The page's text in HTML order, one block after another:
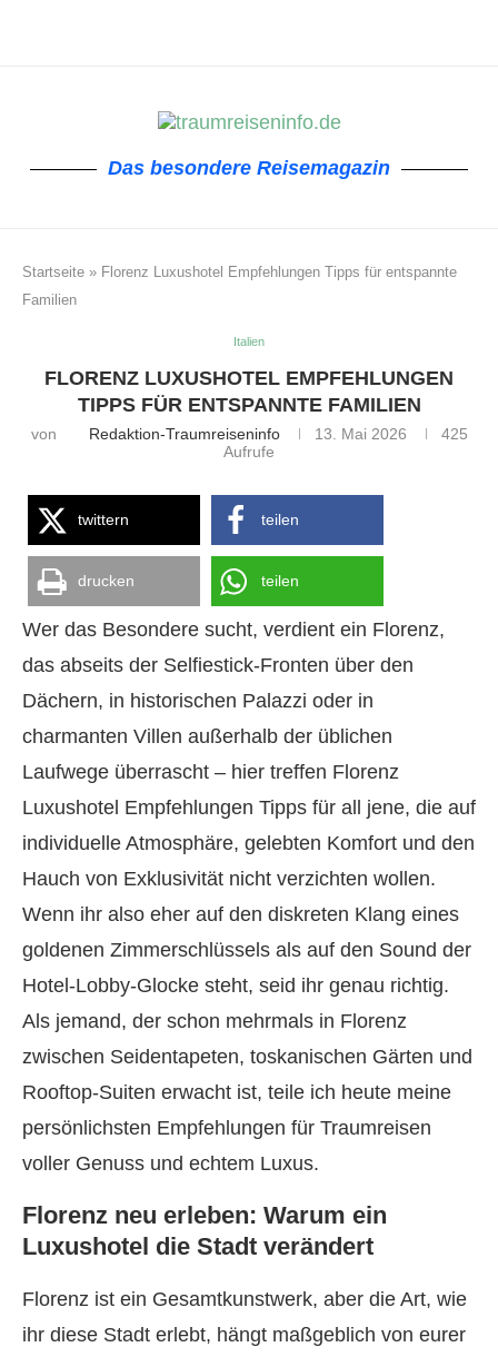
Das besondere Reisemagazin
Startseite » Florenz Luxushotel Empfehlungen Tipps für entspannte
Familien
Italien
FLORENZ LUXUSHOTEL EMPFEHLUNGEN
TIPPS FÜR ENTSPANNTE FAMILIEN
von Redaktion-Traumreiseninfo 13. Mai 2026
425
Aufrufe
twittern teilen
drucken teilen
Wer das Besondere sucht, verdient ein Florenz,
das abseits der Selfiestick-Fronten über den
Dächern, in historischen Palazzi oder in
charmanten Villen außerhalb der üblichen
Laufwege überrascht – hier treffen Florenz
Luxushotel Empfehlungen Tipps für all jene, die auf
individuelle Atmosphäre, gelebten Komfort und den
Hauch von Exklusivität nicht verzichten wollen.
Wenn ihr also eher auf den diskreten Klang eines
goldenen Zimmerschlüssels als auf den Sound der
Hotel-Lobby-Glocke steht, seid ihr genau richtig.
Als jemand, der schon mehrmals in Florenz
zwischen Seidentapeten, toskanischen Gärten und
Rooftop-Suiten erwacht ist, teile ich heute meine
persönlichsten Empfehlungen für Traumreisen
voller Genuss und echtem Luxus.
Florenz neu erleben: Warum ein
Luxushotel die Stadt verändert
Florenz ist ein Gesamtkunstwerk, aber die Art, wie
ihr diese Stadt erlebt, hängt maßgeblich von eurer